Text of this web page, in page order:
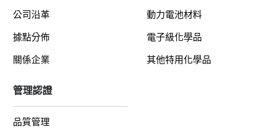
公司沿革
據點分佈
關係企業
動力電池材料
電子級化學品
其他特用化學品
管理認證
品質管理